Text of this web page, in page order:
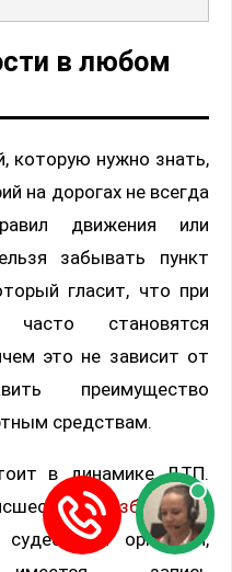
в любом
которую нужно знать,
на дорогах не всегда
движения или
забывать пункт
гласит, что при
часто становятся
это не зависит от
преимущество
средствам.
в динамике ДТП.
разбирается
органами,